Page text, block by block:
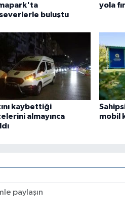
buluştu
yola
kaybettiği
almayınca
mobil